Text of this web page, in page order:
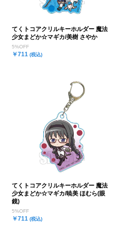
てくトコアクリルキーホルダー 魔法
少女まどか☆マギカ/美樹 さやか
5%OFF
￥711 (税込)
てくトコアクリルキーホルダー 魔法
少女まどか☆マギカ/暁美 ほむら(眼
鏡)
5%OFF
￥711 (税込)